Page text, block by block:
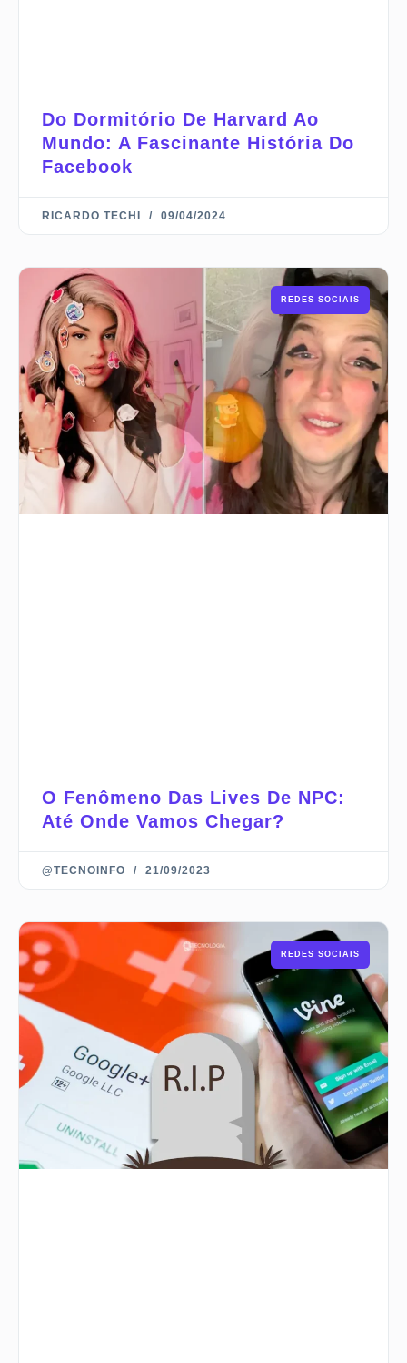
Do Dormitório De Harvard Ao
Mundo: A Fascinante História Do
Facebook
RICARDO TECHI 09/04/2024
REDES SOCIAIS
O Fenômeno Das Lives De NPC:
Até Onde Vamos Chegar?
@TECNOINFO 21/09/2023
REDES SOCIAIS